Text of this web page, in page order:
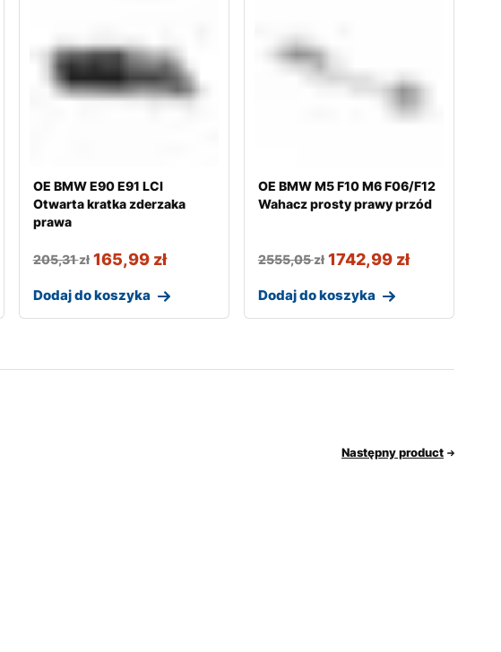
OE BMW E90 E91 LCI
Otwarta kratka zderzaka
prawa
205,31zł 165,99 zł
Dodaj do koszyka
OE BMW M5 F10 M6 F06/F12
Wahacz prosty prawy przód
2555,05zł 1742,99 zł
Dodaj do koszyka
Następny product